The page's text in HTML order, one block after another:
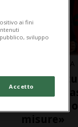
SPAGNA/ITALIA
Roma:
frontiere
misure»
ai fini
sviluppo
Accetto